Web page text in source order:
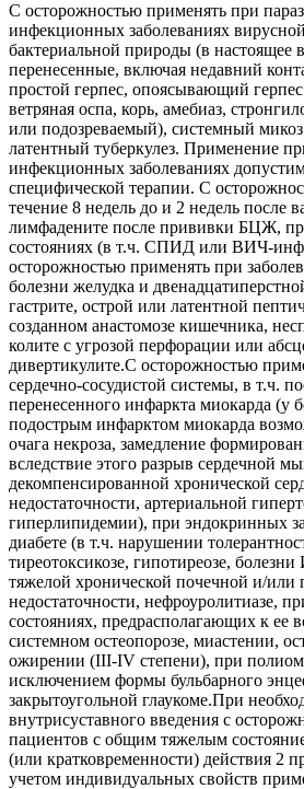
C осторожностью применять при
инфекционных заболеваниях
бактериальной природы (в настоящее
перенесенные, включая недавний
простой герпес, опоясывающий
ветряная оспа, корь, амебиаз,
или подозреваемый), системный
латентный туберкулез. Применение
инфекционных заболеваниях
специфической терапии. С
течение 8 недель до и 2 недель после
лимфадените после прививки БЦЖ,
состояниях (в т.ч. СПИД или ВИЧ-
осторожностью применять при
болезни желудка и
гастрите, острой или латентной
созданном анастомозе кишечника,
колите с угрозой перфорации или
дивертикулите.С осторожностью
сердечно-сосудистой системы, в т.ч.
перенесенного инфаркта миокарда (у
подострым инфарктом миокарда
очага некроза, замедление
вследствие этого разрыв сердечной
декомпенсированной хронической
недостаточности, артериальной
гиперлипидемии), при эндокринных
диабете (в т.ч. нарушении
тиреотоксикозе, гипотиреозе,
тяжелой хронической почечной и/или
недостаточности, нефроуролитиазе,
состояниях, предрасполагающих к ее
системном остеопорозе, миастении,
ожирении (III-IV степени), при
исключением формы бульбарного
закрытоугольной глаукоме.При
внутрисуставного введения с
пациентов с общим тяжелым
(или кратковременности) действия 2
учетом индивидуальных свойств